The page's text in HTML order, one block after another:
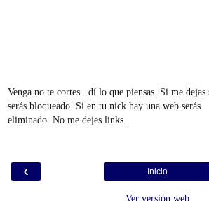
Venga no te cortes...dí lo que piensas. Si me dejas
serás bloqueado. Si en tu nick hay una web serás
eliminado. No me dejes links.
‹ Inicio
Ver versión web